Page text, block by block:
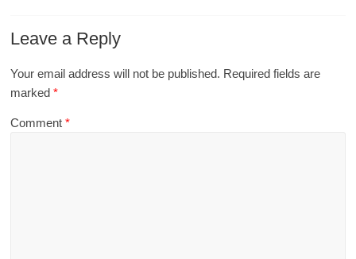
Leave a Reply
Your email address will not be published. Required fields are
marked*
Comment*